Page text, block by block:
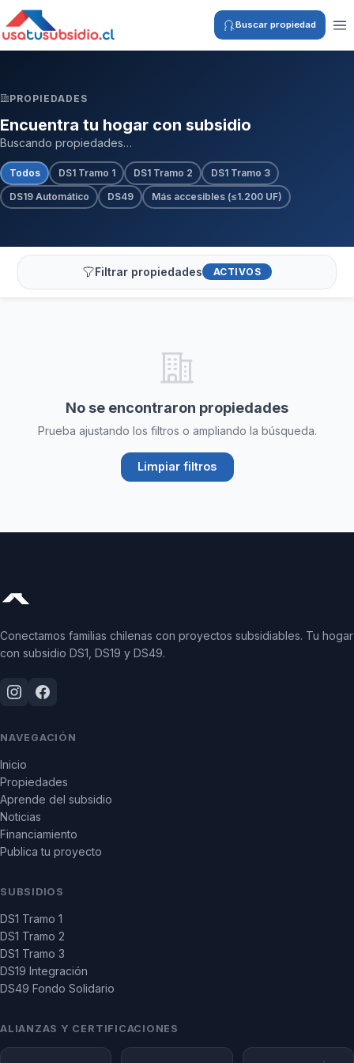
Buscar propiedad
PROPIEDADES
Encuentra tu hogar con subsidio
Buscando propiedades…
Todos DS1 Tramo 1 DS1 Tramo 2
DS1 Tramo 3
DS19 Automático
DS49 Más accesibles (≤1.200 UF)
Filtrar propiedades ACTIVOS
No se encontraron propiedades
Prueba ajustando los filtros o ampliando la búsqueda.
Limpiar filtros
Conectamos familias chilenas con proyectos subsidiables. Tu hogar
con subsidio DS1, DS19 y DS49.
NAVEGACIÓN
Inicio
Propiedades
Aprende del subsidio
Noticias
Financiamiento
Publica tu proyecto
SUBSIDIOS
DS1 Tramo 1
DS1 Tramo 2
DS1 Tramo 3
DS19 Integración
DS49 Fondo Solidario
ALIANZAS Y CERTIFICACIONES